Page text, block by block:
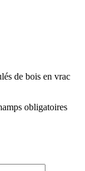
de bois en vrac
obligatoires